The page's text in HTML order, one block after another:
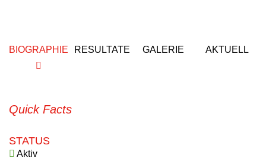
BIOGRAPHIE RESULTATE GALERIE AKTUELL
Quick Facts
STATUS
Aktiv